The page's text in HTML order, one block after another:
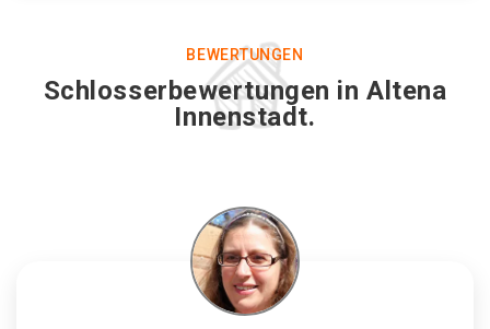
BEWERTUNGEN
Schlosserbewertungen in Altena
Innenstadt.